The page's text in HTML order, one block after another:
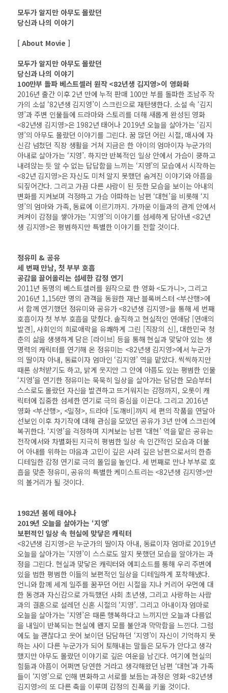
모두가 알지만 아무도 몰랐던
당신과 나의 이야기
[ About Movie ]
모두가 알지만 아무도 몰랐던
당신과 나의 이야기
100만부 돌파 베스트셀러 원작 <82년생 김지영>이 영화화
2016년 출간 이후 2년 만에 누적 판매 100만 부를 돌파한 조남주 작
가의 소설 ‘82년생 김지영’이 스크린으로 재탄생한다. 소설 속 ‘김지
영’과 주변 인물들에 드라마와 스토리를 더해 새롭게 완성된 영화
<82년생 김지영>은 1982년 태어나 2019년 오늘을 살아가는 ‘김지
영’의 아무도 몰랐던 이야기를 그린다. 꿈 많던 어린 시절, 매사에 자
신감 넘쳤던 직장 생활을 거쳐 지금은 한 아이의 엄마이자 누군가의
아내로 살아가는 ‘지영’. 하지만 반복적인 일상 안에서 가슴이 쿵하고
내려앉는 듯 알 수 없는 답답함을 느끼는 ‘지영’의 모습에서 시작하는
<82년 김지영>은 자신도 미처 알지 못했던 숨겨진 이야기와 아픔을
되짚어간다. 그리고 가끔 다른 사람이 된 듯한 모습을 보이는 아내의
변화를 지켜보며 걱정하고 가슴 아파하는 남편 ‘대현’을 비롯해 ‘지
영’의 엄마와 가족, 동료에 이르기까지. 가까운 이들과의 관계 안에서
켜켜이 감정을 쌓아가는 ‘지영’의 이야기를 섬세하게 담아낸 <82년
생 김지영>은 평범하지만 특별한 이야기를 전할 것이다.
정유미 & 공유
세 번째 만남, 첫 부부 호흡
공감을 끌어올리는 섬세한 감정 연기
2011년 동명의 베스트셀러를 원작으로 한 영화 <도가니>, 그리고
2016년 1,156만 명의 관객을 동원한 재난 블록버스터 <부산행>에
서 함께 연기했던 정유미와 공유가 <82년생 김지영>을 통해 세 번째
호흡이자 첫 부부 호흡을 맞췄다. 솔직하고 현실적인 연애담 [연애의
발견], 사회인의 희로애락을 유쾌하게 그린 [직장의 신], 대한민국 청
춘의 삶을 생생하게 담은 [라이브] 등을 통해 현실과 맞닿아 있는 생
명력의 캐릭터를 연기해 온 정유미는 <82년생 김지영>에서 누군가
의 딸이자 아내, 동료이자 엄마인 ‘김지영’ 역을 맡았다. 씩씩하지만
때론 상처받기도 하고, 밝게 웃지만 그 안에 아픔도 있는 평범한 인물
‘지영’을 연기한 정유미는 묵묵히 일상을 살아가는 담담한 모습부터
스스로도 몰랐던 자신을 발견하고 뜨거워지는 감정까지, 오롯이 캐
릭터에 집중한 섬세한 연기로 극의 중심을 이끈다. 그리고 2016년
영화 <부산행>, <밀정>, 드라마 [도깨비]까지 세 편의 작품을 연달아
선보인 이후 차기작에 대해 관심을 모았던 공유가 3년 만에 스크린에
복귀한다. ‘지영’을 걱정하며 지켜보는 남편 ‘대현’ 역을 맡은 공유는
전작에서와 차별화된 지극히 평범한 일상 속 인간적인 모습과 더불
어 아내를 위하는 마음과 고민이 깊은 사려 깊은 남편으로서의 한층
디테일한 감정 연기로 극의 몰입을 높인다. 세 번째로 만나 부부로 호
흡을 맞춘 정유미, 공유의 특별한 케미스트리는 <82년생 김지영>만
의 볼거리가 될 것이다.
1982년 봄에 태어나
2019년 오늘을 살아가는 ‘지영’
보편적인 일상 속 현실에 맞닿은 캐릭터
<82년생 김지영>은 누군가의 딸이자 아내, 동료이자 엄마로 2019년
오늘을 살아가는 ‘지영’이 스스로도 알지 못했던 모습을 알아가는 과
정을 그린다. 현실과 맞닿은 캐릭터와 에피소드를 통해 우리 주변에
있을 법한 평범한 이들의 보편적인 일상을 디테일하게 포착해냈다.
언니와 함께 세계 일주를 꿈꾸던 어린 시절을 지나 커리어 우먼에 대
한 동경과 자신감으로 가득했던 사회 초년생, 그리고 사랑하는 사람
과의 결혼으로 설레던 신혼 시절의 ‘지영’. 그리고 아내이자 엄마로
오늘을 살아가는 ‘지영’은 때론 행복하다고 느끼지만 오늘과 다름없
을 내일이 반복되는 현실에 왠지 모를 불안과 막막함을 느낀다. 그럼
에도 늘 괜찮다고 웃어 보이던 담담하던 ‘지영’이 자신이 기억하지 못
하는 사이 다른 누군가가 되어 토해내는 말들은 모두가 안다고 생각
했지만 아무도 몰랐던 이야기로 깊은 여운을 남긴다. 여기에 현실의
힘듦과 아픔이 어쩌면 당연한 거라고 생각해왔던 남편 ‘대현’과 가족
들이 ‘지영’으로 인해 변화하고 서로를 보듬는 과정은 영화 <82년생
김지영>의 또 다른 축을 이루며 감정의 진폭을 키울 것이다.